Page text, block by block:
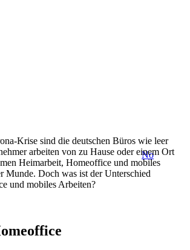
21. Dezember 2020August 9th, 2021No
Krise sind die deutschen Büros wie leer
arbeiten von zu Hause oder einem Ort
Heimarbeit, Homeoffice und mobiles
Munde. Doch was ist der Unterschied
und mobiles Arbeiten?